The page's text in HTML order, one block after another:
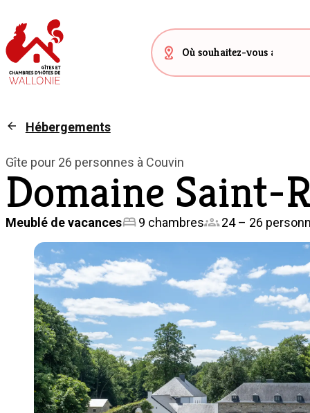
Hébergements
Gîte pour 26 personnes à Couvin
Domaine Saint-
Meublé de vacances 9 chambres 24 – 26